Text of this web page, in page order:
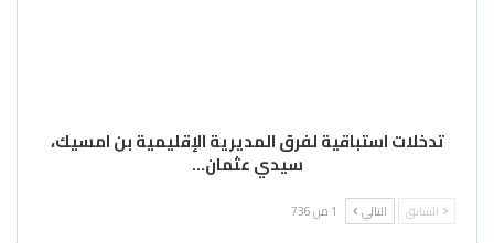
تدخلات استباقية لفرق المديرية الإقليمية بن امسيك،
سيدي عثمان…
السابق التالي 1 من 736